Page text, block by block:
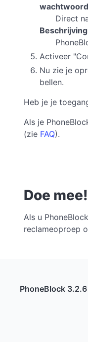
wachtwoord
Direct
Activeer
Nu zie je
bellen.
Heb je je
Als je
(zie FAQ).
Doe mee!
Als u
reclameoproep
PhoneBlock 3.2.6